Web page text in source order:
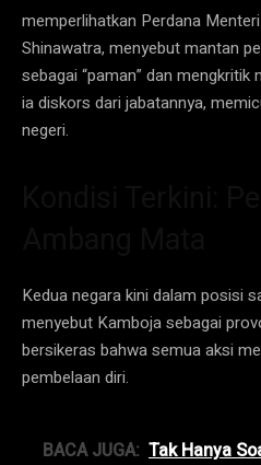
memperlihatkan Perdana
Shinawatra, menyebut mantan
sebagai “paman” dan mengkritik
ia diskors dari jabatannya,
negeri.
Kedua negara kini dalam posisi
menyebut Kamboja sebagai
bersikeras bahwa semua aksi
pembelaan diri.
BACA JUGA: Tak Hanya